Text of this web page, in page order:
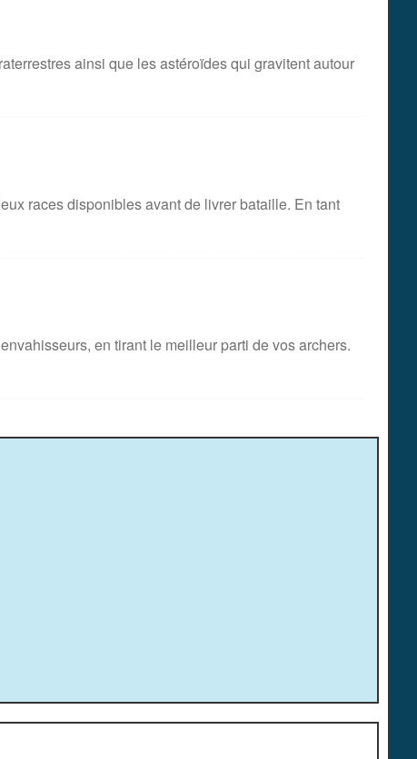
ainsi que les astéroïdes qui gravitent autour
races disponibles avant de livrer bataille. En tant
en tirant le meilleur parti de vos archers.